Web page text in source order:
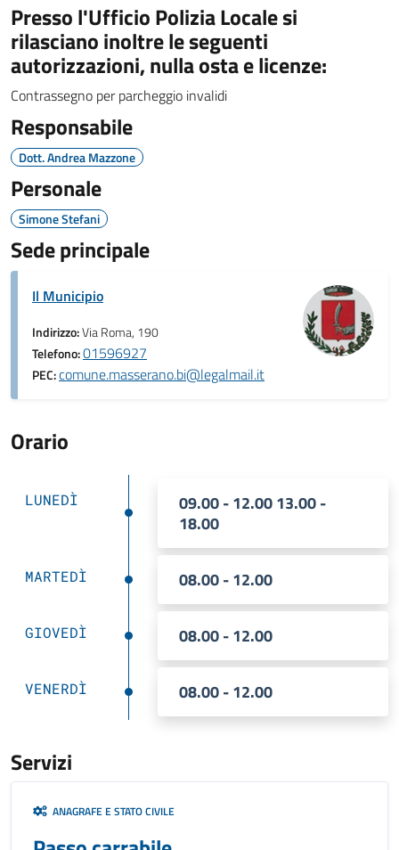
Presso l'Ufficio Polizia Locale si
rilasciano inoltre le seguenti
autorizzazioni, nulla osta e licenze:
Contrassegno per parcheggio invalidi
Responsabile
Dott. Andrea Mazzone
Personale
Simone Stefani
Sede principale
Il Municipio
Indirizzo:Via Roma, 190
Telefono:01596927
PEC:comune.masserano.bi@legalmail.it
Orario
LUNEDÌ
09.00 - 12.00 13.00 -
18.00
MARTEDÌ 08.00 - 12.00
GIOVEDÌ 08.00 - 12.00
VENERDÌ 08.00 - 12.00
Servizi
ANAGRAFE E STATO CIVILE